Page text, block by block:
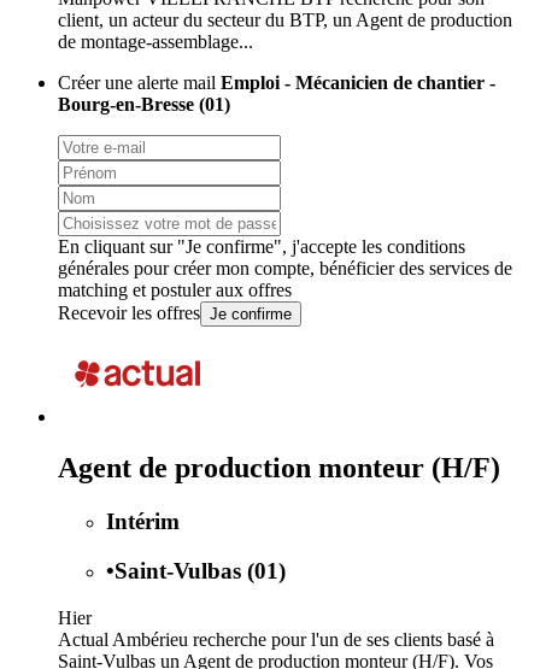
client, un acteur du secteur du BTP, un Agent de production
de montage-assemblage...
Créer une alerte mail Emploi - Mécanicien de chantier -
Bourg-en-Bresse (01)
En cliquant sur "Je confirme", j'accepte les conditions
générales pour créer mon compte, bénéficier des services de
matching et postuler aux offres
Recevoir les offres Je confirme
Agent de production monteur (H/F)
Intérim
•Saint-Vulbas (01)
Hier
Actual Ambérieu recherche pour l'un de ses clients basé à
Saint-Vulbas un Agent de production monteur (H/F). Vos